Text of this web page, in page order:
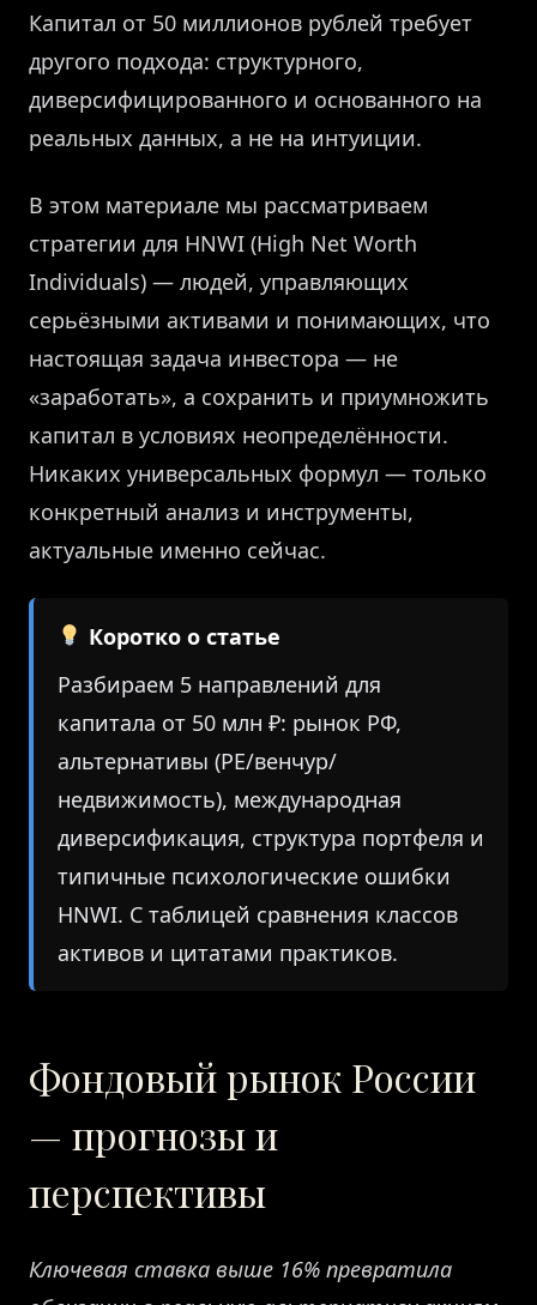
Капитал от 50 миллионов рублей требует
другого подхода: структурного,
диверсифицированного и основанного на
реальных данных, а не на интуиции.
В этом материале мы рассматриваем
стратегии для HNWI (High Net Worth
Individuals) — людей, управляющих
серьёзными активами и понимающих, что
настоящая задача инвестора — не
«заработать», а сохранить и приумножить
капитал в условиях неопределённости.
Никаких универсальных формул — только
конкретный анализ и инструменты,
актуальные именно сейчас.
Коротко о статье
Разбираем 5 направлений для
капитала от 50 млн ₽: рынок РФ,
альтернативы (PE/венчур/
недвижимость), международная
диверсификация, структура портфеля и
типичные психологические ошибки
HNWI. С таблицей сравнения классов
активов и цитатами практиков.
Фондовый рынок России
— прогнозы и
перспективы
Ключевая ставка выше 16% превратила